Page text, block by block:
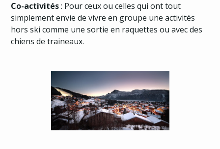
Co-activités: Pour ceux ou celles qui ont tout
simplement envie de vivre en groupe une activités
hors ski comme une sortie en raquettes ou avec des
chiens de traineaux.